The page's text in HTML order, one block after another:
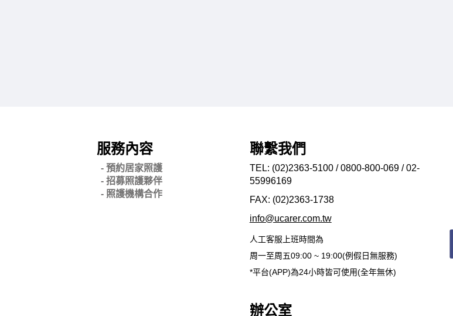
服務內容
- 預約居家照護
- 招募照護夥伴
- 照護機構合作
聯繫我們
TEL: (02)2363-5100 / 0800-800-069 / 02-
55996169
FAX: (02)2363-1738
info@ucarer.com.tw
人工客服上班時間為
周一至周五09:00 ~ 19:00(例假日無服務)
*平台(APP)為24小時皆可使用(全年無休)
辦公室